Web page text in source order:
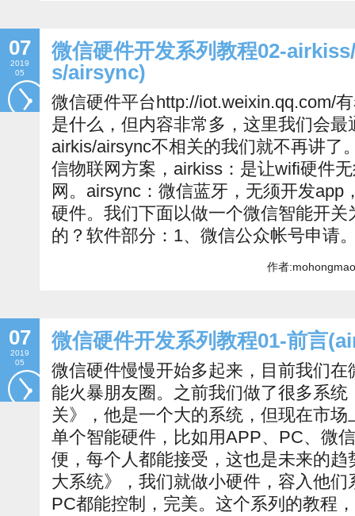
07
2019
05
微信硬件开发系列教程02-
s/airsync)
微信硬件平台http://iot.weixin.qq.com/
是什么，但内容非常多，这里我们会
airkis/airsync不相关的我们就不再讲了
信物联网方案，airkiss：是让wifi硬件
网。airsync：微信蓝牙，无须开发app
硬件。我们下面以做一个微信智能开
的？软件部分：1、微信公众帐号申请
作者
07
2019
05
微信硬件开发系列教程01-前言
微信硬件慢慢开始多起来，目前我们在
能火暴朋友圈。之前我们做了很多系
关》，他是一个大的系统，但现在市
单个智能硬件，比如用APP、PC、微
便，每个人都能接受，这也是未来的
大系统》，我们就做小硬件，容入他
PC都能控制，完美。这个系列的教程